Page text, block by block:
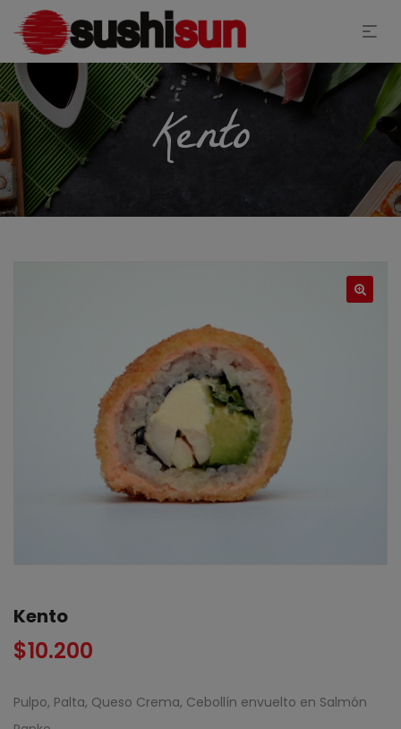
Kento
Kento
$10.200
Pulpo, Palta, Queso Crema, Cebollín envuelto en Salmón